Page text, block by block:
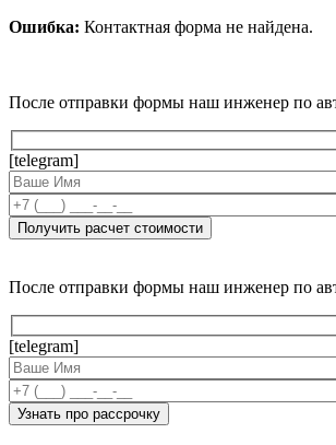
Ошибка: Контактная форма не найдена.
После отправки формы наш инженер по
[telegram]
После отправки формы наш инженер по
[telegram]